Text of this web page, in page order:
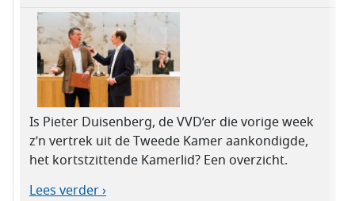
Is Pieter Duisenberg, de VVD’er die vorige week
z’n vertrek uit de Tweede Kamer aankondigde,
het kortstzittende Kamerlid? Een overzicht.
Lees verder ›